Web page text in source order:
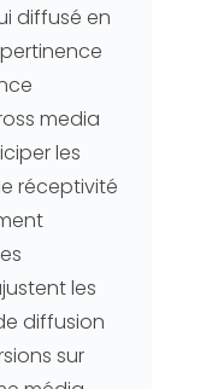
diffusé en
media
les
réceptivité
les
diffusion
sur